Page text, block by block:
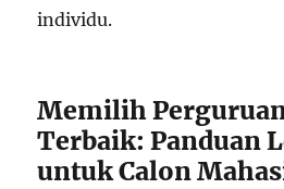
individu.
Memilih
Terbaik: Panduan
untuk Calon